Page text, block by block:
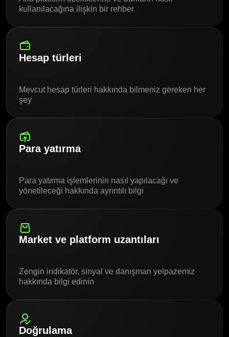
kullanılacağına ilişkin bir rehber
Hesap türleri
Mevcut hesap türleri hakkında bilmeniz gereken her
şey
Para yatırma
Para yatırma işlemlerinin nasıl yapılacağı ve
yönetileceği hakkında ayrıntılı bilgi
Market ve platform uzantıları
Zengin indikatör, sinyal ve danışman yelpazemiz
hakkında bilgi edinin
Doğrulama